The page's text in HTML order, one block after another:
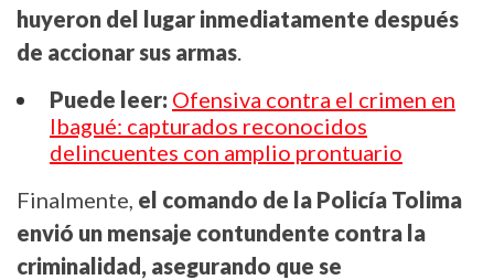
huyeron del lugar inmediatamente después
de accionar sus armas.
Puede leer: Ofensiva contra el crimen en
Ibagué: capturados reconocidos
delincuentes con amplio prontuario
Finalmente, el comando de la Policía Tolima
envió un mensaje contundente contra la
criminalidad, asegurando que se